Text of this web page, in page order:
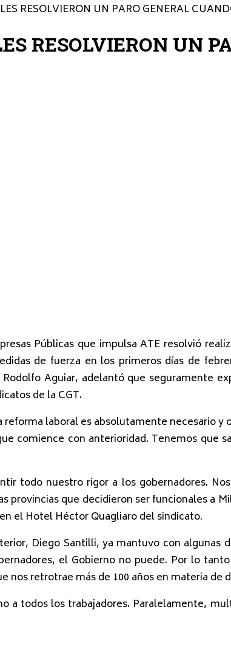
RESOLVIERON UN PARO GENERAL
RESOLVIERON UN
Públicas que impulsa ATE resolvió
de fuerza en los primeros días de
Aguiar, adelantó que seguramente
de la CGT.
laboral es absolutamente necesario
comience con anterioridad. Tenemos
todo nuestro rigor a los gobernadores.
provincias que decidieron ser funcionales a
el Hotel Héctor Quagliaro del sindicato.
Diego Santilli, ya mantuvo con
el Gobierno no puede. Por lo
nos retrotrae más de 100 años en materia de
a todos los trabajadores. Paralelamente,